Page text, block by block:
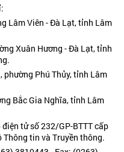
Lâm Viên - Đà Lạt, tỉnh Lâm
Xuân Hương - Đà Lạt, tỉnh
phường Phú Thủy, tỉnh Lâm
Bắc Gia Nghĩa, tỉnh Lâm
tử số 232/GP-BTTT cấp
Thông tin và Truyền thông.